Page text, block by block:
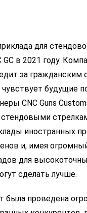
для
GC в 2021 году.
за
будущие
CNC Guns
иностранных
и, имея
для
сделать лучше.
была проведена